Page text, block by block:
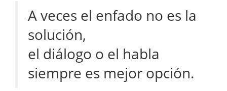
A veces el enfado no es la
solución,
el diálogo o el habla
siempre es mejor opción.